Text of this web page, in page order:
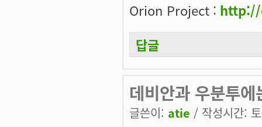
Orion Project :
답글
데비안과 우분투에
글쓴이: atie / 작성시간: